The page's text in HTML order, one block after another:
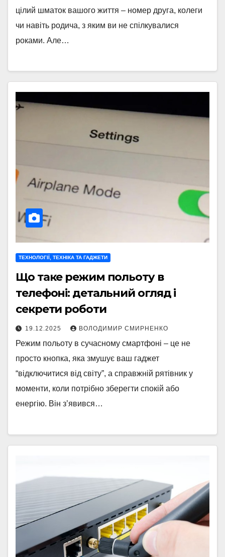
цілий шматок вашого життя – номер друга, колеги
чи навіть родича, з яким ви не спілкувалися
роками. Але…
ТЕХНОЛОГІЇ, ТЕХНІКА ТА ГАДЖЕТИ
Що таке режим польоту в
телефоні: детальний огляд і
секрети роботи
19.12.2025 ВОЛОДИМИР СМИРНЕНКО
Режим польоту в сучасному смартфоні – це не
просто кнопка, яка змушує ваш гаджет
“відключитися від світу”, а справжній рятівник у
моменти, коли потрібно зберегти спокій або
енергію. Він з’явився…